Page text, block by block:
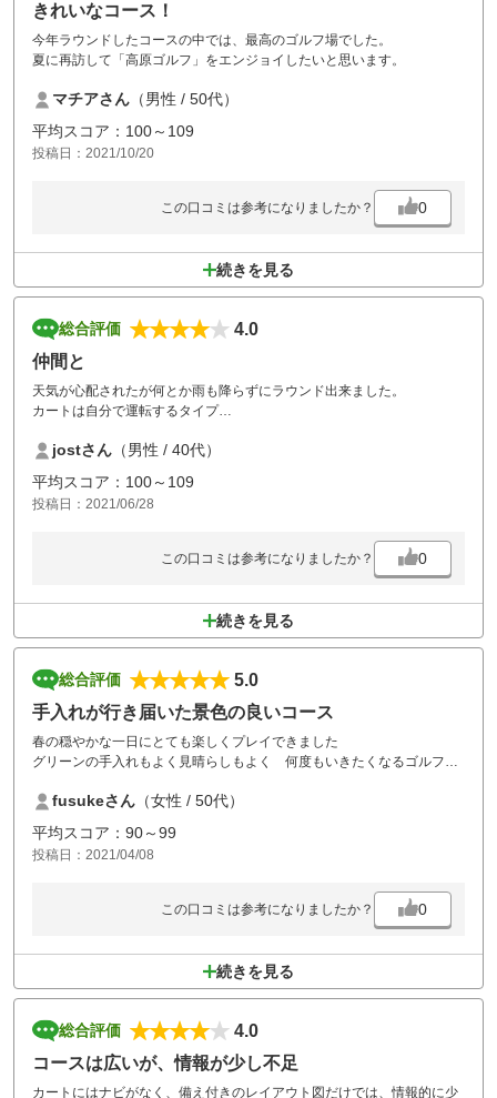
きれいなコース！
今年ラウンドしたコースの中では、最高のゴルフ場でした。
夏に再訪して「高原ゴルフ」をエンジョイしたいと思います。
マチアさん （男性 / 50代）
平均スコア：100～109
投稿日：2021/10/20
この口コミは参考になりましたか？ 0
続きを見る
総合評価
4.0
仲間と
天気が心配されたが何とか雨も降らずにラウンド出来ました。
カートは自分で運転するタイプ
機会があればまた行きます。
jostさん （男性 / 40代）
平均スコア：100～109
投稿日：2021/06/28
この口コミは参考になりましたか？ 0
続きを見る
総合評価
5.0
手入れが行き届いた景色の良いコース
春の穏やかな一日にとても楽しくプレイできました
グリーンの手入れもよく見晴らしもよく 何度もいきたくなるゴルフ場
fusukeさん （女性 / 50代）
平均スコア：90～99
投稿日：2021/04/08
この口コミは参考になりましたか？ 0
続きを見る
総合評価
4.0
コースは広いが、情報が少し不足
カートにはナビがなく、備え付きのレイアウト図だけでは、情報的に少